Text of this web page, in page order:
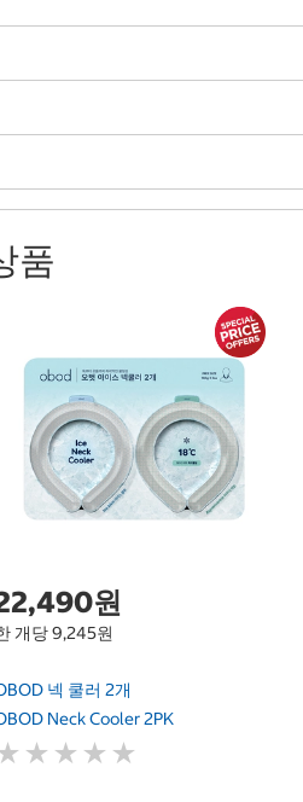
품
원
개당 9,245원
넥 쿨러 2개
Neck Cooler 2PK
★ ★ ★ ★
★ ★ ★ ★